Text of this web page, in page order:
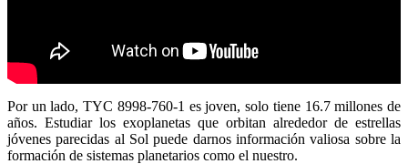
Por un lado, TYC 8998-760-1 es joven, solo tiene 16.7 millones de
años. Estudiar los exoplanetas que orbitan alrededor de estrellas
jóvenes parecidas al Sol puede darnos información valiosa sobre la
formación de sistemas planetarios como el nuestro.